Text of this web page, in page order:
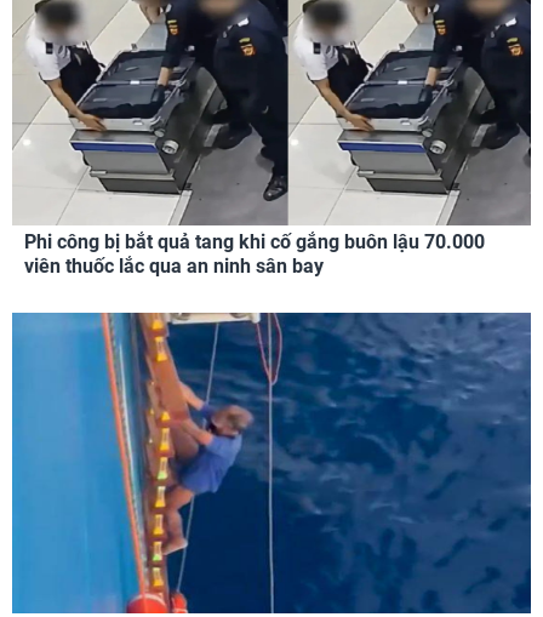
Phi công bị bắt quả tang khi cố gắng buôn lậu 70.000
viên thuốc lắc qua an ninh sân bay